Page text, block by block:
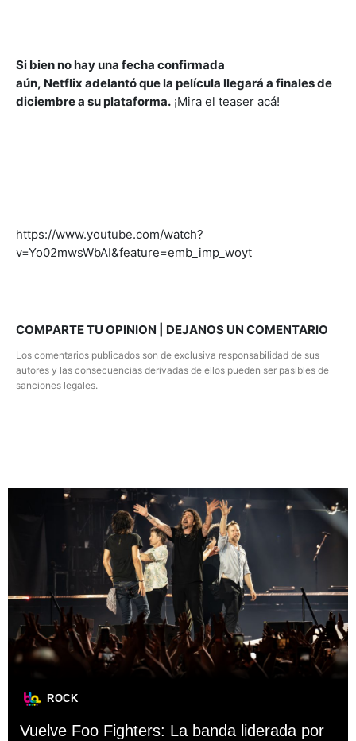
Si bien no hay una fecha confirmada
aún, Netflix adelantó que la película llegará a finales de
diciembre a su plataforma. ¡Mira el teaser acá!
https://www.youtube.com/watch?
v=Yo02mwsWbAI&feature=emb_imp_woyt
COMPARTE TU OPINION | DEJANOS UN COMENTARIO
Los comentarios publicados son de exclusiva responsabilidad de sus
autores y las consecuencias derivadas de ellos pueden ser pasibles de
sanciones legales.
ROCK
Vuelve Foo Fighters: La banda liderada por